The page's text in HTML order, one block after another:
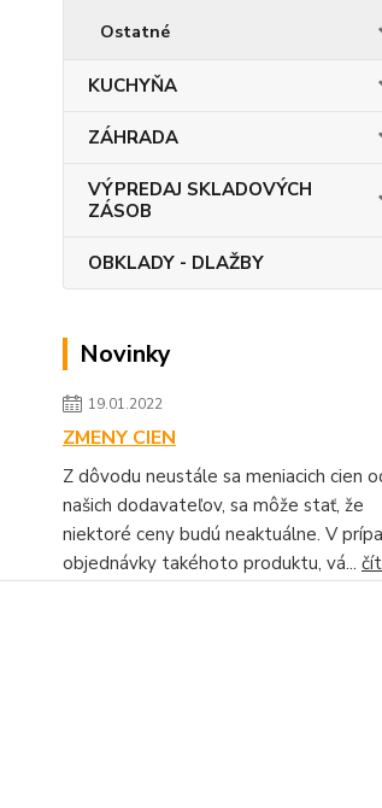
Ostatné
KUCHYŇA
ZÁHRADA
VÝPREDAJ SKLADOVÝCH
ZÁSOB
OBKLADY - DLAŽBY
Novinky
19.01.2022
ZMENY CIEN
Z dôvodu neustále sa meniacich cien
našich dodavateľov, sa môže stať, že
niektoré ceny budú neaktuálne. V
objednávky takéhoto produktu, vá...